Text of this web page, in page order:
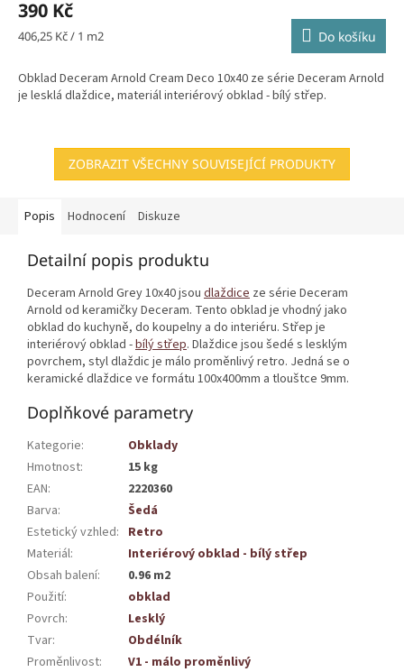
390 Kč
Měrná
406,25 Kč / 1 m2 Do košíku
Obklad Deceram Arnold Cream Deco 10x40 ze série Deceram Arnold
je lesklá dlaždice, materiál interiérový obklad - bílý střep.
ZOBRAZIT VŠECHNY SOUVISEJÍCÍ PRODUKTY
Popis Hodnocení Diskuze
Detailní popis produktu
Deceram Arnold Grey 10x40 jsou dlaždice ze série Deceram
Arnold od keramičky Deceram. Tento obklad je vhodný jako
obklad do kuchyně, do koupelny a do interiéru. Střep je
interiérový obklad -bílý střep. Dlaždice jsou šedé s lesklým
povrchem, styl dlaždic je málo proměnlivý retro. Jedná se o
keramické dlaždice ve formátu 100x400mm a tlouštce 9mm.
Doplňkové parametry
Kategorie:
Obklady
Hmotnost:
15 kg
EAN:
2220360
Barva:
Šedá
Estetický vzhled: Retro
Materiál:
Interiérový obklad - bílý střep
Obsah balení:
0.96 m2
Použití:
obklad
Povrch:
Lesklý
Tvar:
Obdélník
Proměnlivost:
V1 - málo proměnlivý